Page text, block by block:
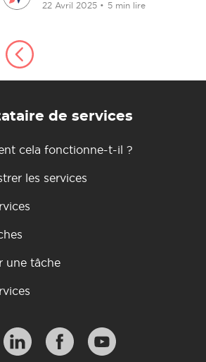
22 Avril 2025 • 5 min lire
de services
cela fonctionne-t-il ?
les services
une tâche